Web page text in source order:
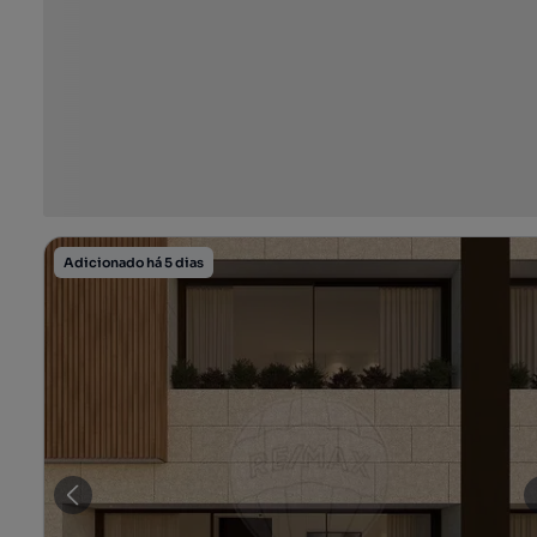
Adicionado há 5 dias